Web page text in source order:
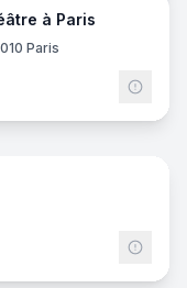
à Paris
Paris
66
47